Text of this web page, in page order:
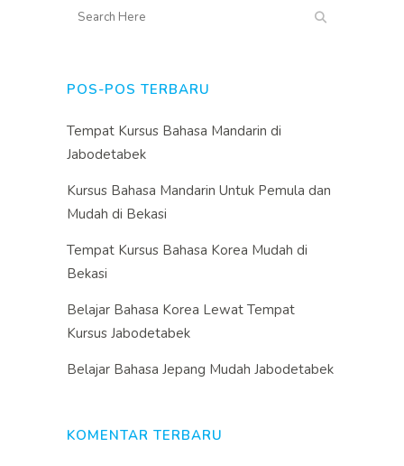
POS-POS TERBARU
Tempat Kursus Bahasa Mandarin di
Jabodetabek
Kursus Bahasa Mandarin Untuk Pemula dan
Mudah di Bekasi
Tempat Kursus Bahasa Korea Mudah di
Bekasi
Belajar Bahasa Korea Lewat Tempat
Kursus Jabodetabek
Belajar Bahasa Jepang Mudah Jabodetabek
KOMENTAR TERBARU